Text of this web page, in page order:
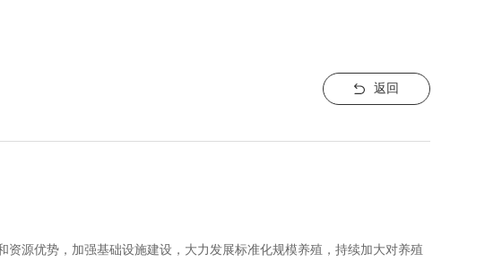
返回
源优势，加强基础设施建设，大力发展标准化规模养殖，持续加大对养殖